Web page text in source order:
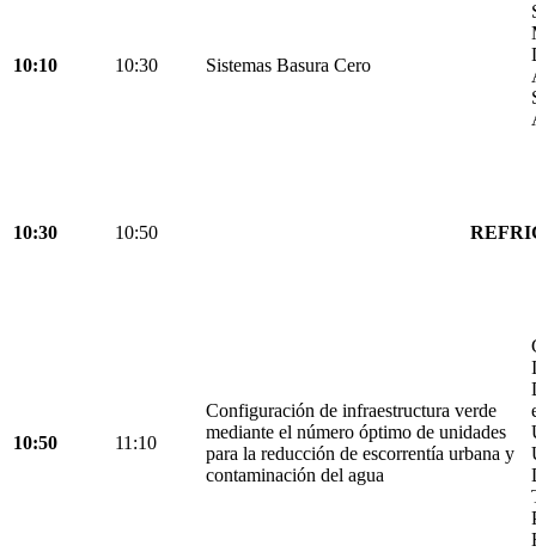
10:10 10:30 Sistemas Basura Cero
10:30 10:50
10:50 11:10
Configuración de infraestructura verde
mediante el número óptimo de unidades
para la reducción de escorrentía urbana y
contaminación del agua